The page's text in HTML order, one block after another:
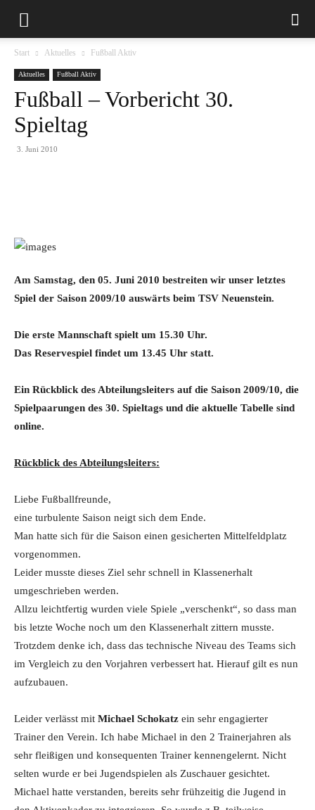
Start Aktuelles Fußball Aktiv
Aktuelles Fußball Aktiv
Fußball – Vorbericht 30.
Spieltag
3. Juni 2010
Am Samstag, den 05. Juni 2010 bestreiten wir unser letztes
Spiel der Saison 2009/10 auswärts beim TSV Neuenstein.
Die erste Mannschaft spielt um 15.30 Uhr.
Das Reservespiel findet um 13.45 Uhr statt.
Ein Rückblick des Abteilungsleiters auf die Saison 2009/10, die
Spielpaarungen des 30. Spieltags und die aktuelle Tabelle sind
online.
Rückblick des Abteilungsleiters:
Liebe Fußballfreunde,
eine turbulente Saison neigt sich dem Ende.
Man hatte sich für die Saison einen gesicherten Mittelfeldplatz
vorgenommen.
Leider musste dieses Ziel sehr schnell in Klassenerhalt
umgeschrieben werden.
Allzu leichtfertig wurden viele Spiele „verschenkt“, so dass man
bis letzte Woche noch um den Klassenerhalt zittern musste.
Trotzdem denke ich, dass das technische Niveau des Teams sich
im Vergleich zu den Vorjahren verbessert hat. Hierauf gilt es nun
aufzubauen.
Leider verlässt mit Michael Schokatz ein sehr engagierter
Trainer den Verein. Ich habe Michael in den 2 Trainerjahren als
sehr fleißigen und konsequenten Trainer kennengelernt. Nicht
selten wurde er bei Jugendspielen als Zuschauer gesichtet.
Michael hatte verstanden, bereits sehr frühzeitig die Jugend in